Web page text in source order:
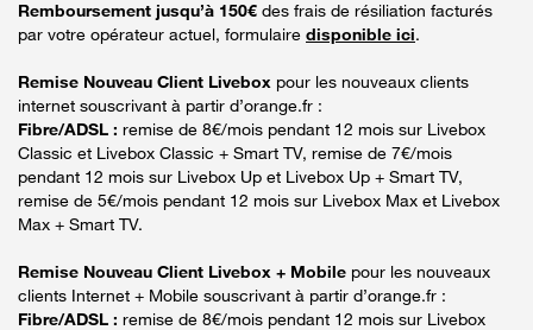
Remboursement jusqu’à 150€ des frais de résiliation facturés
par votre opérateur actuel, formulaire disponible ici.
Remise Nouveau Client Livebox pour les nouveaux clients
internet souscrivant à partir d’orange.fr :
Fibre/ADSL : remise de 8€/mois pendant 12 mois sur Livebox
Classic et Livebox Classic + Smart TV, remise de 7€/mois
pendant 12 mois sur Livebox Up et Livebox Up + Smart TV,
remise de 5€/mois pendant 12 mois sur Livebox Max et Livebox
Max + Smart TV.
Remise Nouveau Client Livebox + Mobile pour les nouveaux
clients Internet + Mobile souscrivant à partir d’orange.fr :
Fibre/ADSL : remise de 8€/mois pendant 12 mois sur Livebox